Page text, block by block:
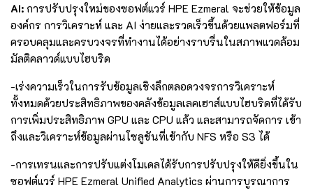
AI: การปรับปรุงใหม่ของซอฟต์แวร์ HPE Ezmeral จะช่วยให้ข้อมูล
องค์กร การวิเคราะห์ และ AI ง่ายและรวดเร็วขึ้นด้วยแพลตฟอร์มที่
ครอบคลุมและครบวงจรที่ทำงานได้อย่างราบรื่นในสภาพแวดล้อม
มัลติคลาวด์แบบไฮบริด
-เร่งความเร็วในการรับข้อมูลเชิงลึกตลอดวงจรการวิเคราะห์
ทั้งหมดด้วยประสิทธิภาพของคลังข้อมูลเลคเฮาส์แบบไฮบริดที่ได้รับ
การเพิ่มประสิทธิภาพ GPU และ CPU แล้ว และสามารถจัดการ เข้า
ถึงและวิเคราะห์ข้อมูลผ่านโซลูชันที่เข้ากับ NFS หรือ S3 ได้
-การเทรนและการปรับแต่งโมเดลได้รับการปรับปรุงให้ดียิ่งขึ้นใน
ซอฟต์แวร์ HPE Ezmeral Unified Analytics ผ่านการบูรณาการ